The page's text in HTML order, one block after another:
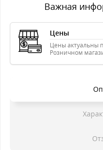
Важная
Цены
Цены актуальны
Розничном